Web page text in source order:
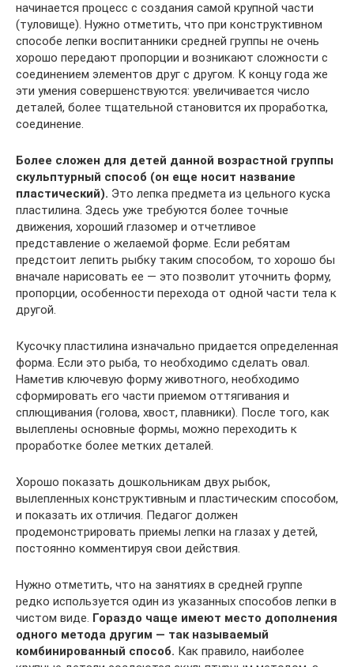
начинается процесс с создания самой крупной части
(туловище). Нужно отметить, что при конструктивном
способе лепки воспитанники средней группы не очень
хорошо передают пропорции и возникают сложности с
соединением элементов друг с другом. К концу года же
эти умения совершенствуются: увеличивается число
деталей, более тщательной становится их проработка,
соединение.
Более сложен для детей данной возрастной группы
скульптурный способ (он еще носит название
пластический). Это лепка предмета из цельного куска
пластилина. Здесь уже требуются более точные
движения, хороший глазомер и отчетливое
представление о желаемой форме. Если ребятам
предстоит лепить рыбку таким способом, то хорошо бы
вначале нарисовать ее — это позволит уточнить форму,
пропорции, особенности перехода от одной части тела к
другой.
Кусочку пластилина изначально придается определенная
форма. Если это рыба, то необходимо сделать овал.
Наметив ключевую форму животного, необходимо
сформировать его части приемом оттягивания и
сплющивания (голова, хвост, плавники). После того, как
вылеплены основные формы, можно переходить к
проработке более метких деталей.
Хорошо показать дошкольникам двух рыбок,
вылепленных конструктивным и пластическим способом,
и показать их отличия. Педагог должен
продемонстрировать приемы лепки на глазах у детей,
постоянно комментируя свои действия.
Нужно отметить, что на занятиях в средней группе
редко используется один из указанных способов лепки в
чистом виде. Гораздо чаще имеют место дополнения
одного метода другим — так называемый
комбинированный способ. Как правило, наиболее